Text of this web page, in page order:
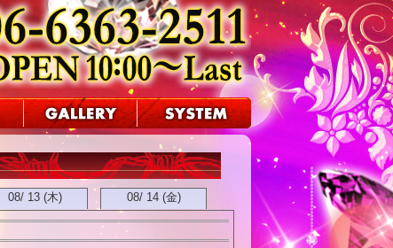
08/ 13 (木) 08/ 14 (金)